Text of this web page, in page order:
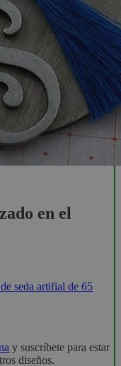
en el
seda artifial de 65
y suscríbete para estar
diseños.